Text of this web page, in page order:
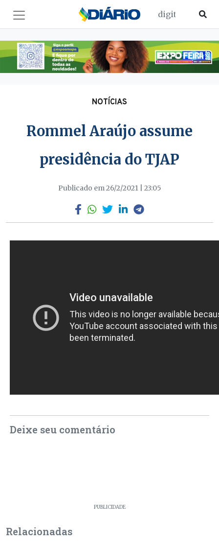
NOTÍCIAS
Rommel Araújo assume
presidência do TJAP
Publicado em 26/2/2021 | 23:05
Deixe seu comentário
PUBLICIDADE
Relacionadas